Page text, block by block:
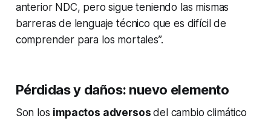
anterior NDC, pero sigue teniendo las mismas
barreras de lenguaje técnico que es difícil de
comprender para los mortales”.
Pérdidas y daños: nuevo elemento
Son los impactos adversosdel cambio climático